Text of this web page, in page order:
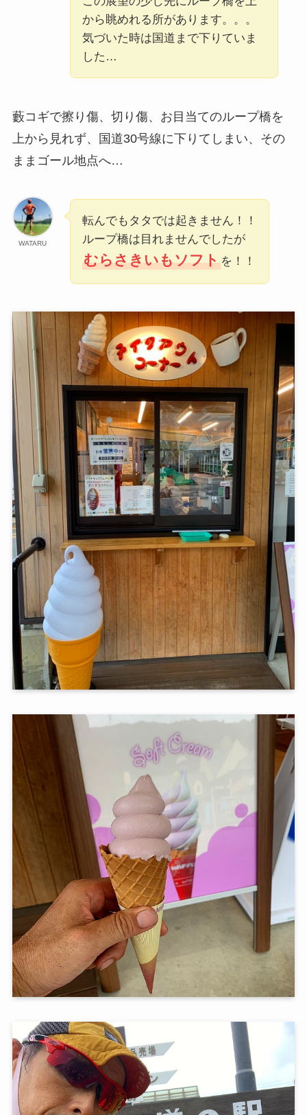
から眺めれる所があります。。。
気づいた時は国道まで下りていま
した…
藪コギで擦り傷、切り傷、お目当てのループ橋を
上から見れず、国道30号線に下りてしまい、その
ままゴール地点へ…
WATARU
転んでもタタでは起きません！！
ループ橋は目れませんでしたが
むらさきいもソフトを！！